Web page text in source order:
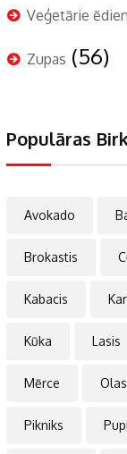
Veģetārie
Zupas (56)
Populāras
Avokado
Brokastis
Kabacis
Kūka Lasis
Mērce Olas
Pikniks